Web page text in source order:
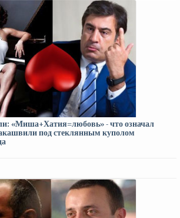
«Миша+Хатия=любовь» - что означал
под стеклянным куполом